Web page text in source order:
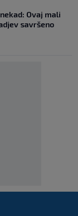
Ovaj mali
savršeno